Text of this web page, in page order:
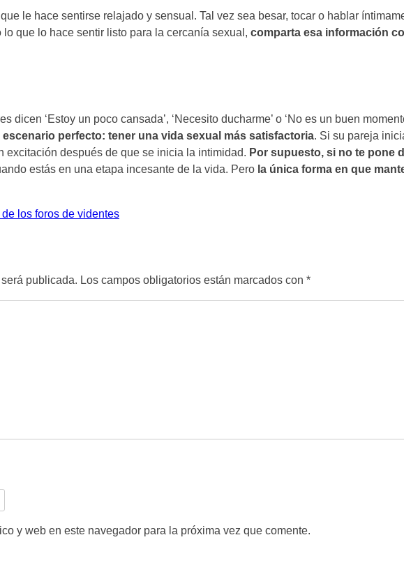
le hace sentirse relajado y sensual. Tal vez sea besar, tocar o hablar
que lo hace sentir listo para la cercanía sexual, comparta esa información
dicen ‘Estoy un poco cansada’, ‘Necesito ducharme’ o ‘No es un buen
perfecto: tener una vida sexual más satisfactoria. Si su pareja
excitación después de que se inicia la intimidad. Por supuesto, si no te pone
estás en una etapa incesante de la vida. Pero la única forma en que
los foros de videntes
publicada. Los campos obligatorios están marcados con *
y web en este navegador para la próxima vez que comente.